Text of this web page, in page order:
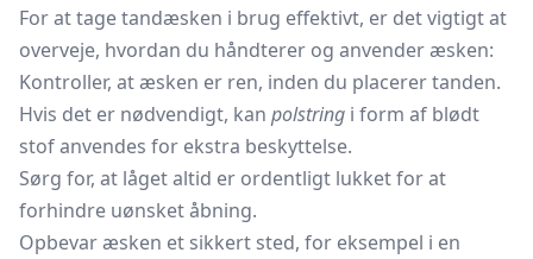
For at tage tandæsken i brug effektivt, er det vigtigt at
overveje, hvordan du håndterer og anvender æsken:
Kontroller, at æsken er ren, inden du placerer tanden.
Hvis det er nødvendigt, kan polstring i form af blødt
stof anvendes for ekstra beskyttelse.
Sørg for, at låget altid er ordentligt lukket for at
forhindre uønsket åbning.
Opbevar æsken et sikkert sted, for eksempel i en